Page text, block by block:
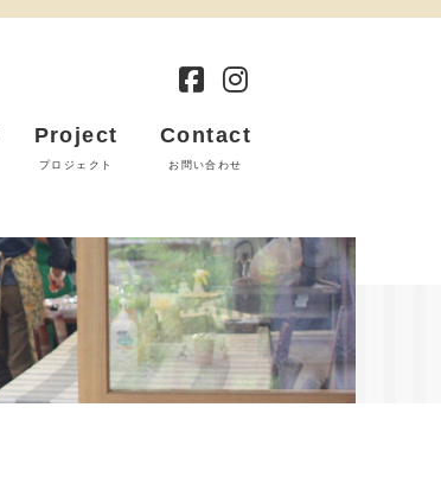
Project
プロジェクト
Contact
お問い合わせ